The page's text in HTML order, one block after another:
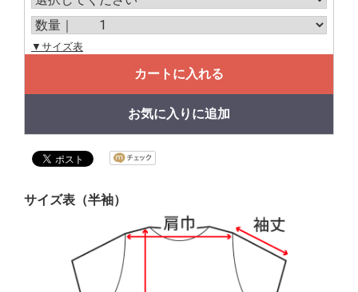
▼サイズ表
カートに入れる
お気に入りに追加
サイズ表（半袖）